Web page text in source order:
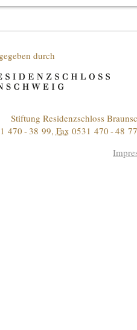
durch
Stiftung Residenzschloss
470 - 38 99, Fax 0531 470 - 48